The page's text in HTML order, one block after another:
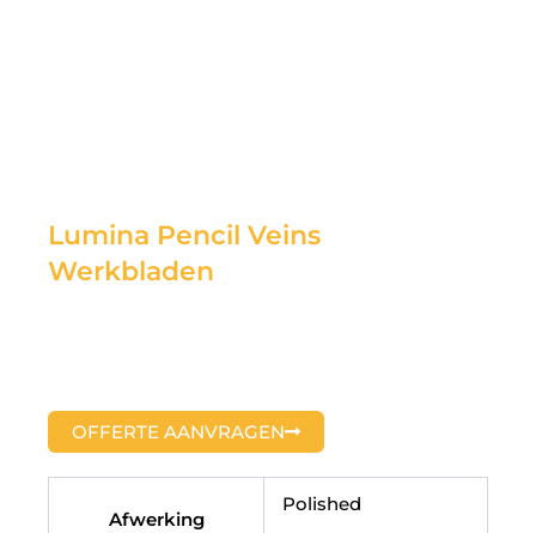
Lumina Pencil Veins
Werkbladen
OFFERTE AANVRAGEN
Afwerking
Polished